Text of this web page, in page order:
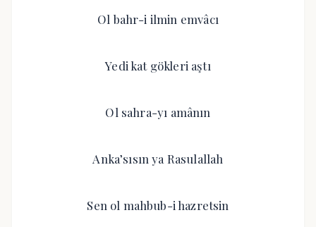
Ol bahr-i ilmin emvâcı
Yedi kat gökleri aştı
Ol sahra-yı amânın
Anka’sısın ya Rasulallah
Sen ol mahbub-i hazretsin